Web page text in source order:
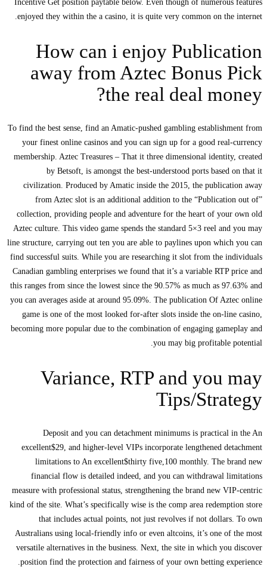
Incentive Get position paytable below. Even though of numerous features
enjoyed they within the a casino, it is quite very common on the internet.
How can i enjoy Publication
away from Aztec Bonus Pick
the real deal money?
To find the best sense, find an Amatic-pushed gambling establishment from
your finest online casinos and you can sign up for a good real-currency
membership. Aztec Treasures – That it three dimensional identity, created
by Betsoft, is amongst the best-understood ports based on that it
civilization. Produced by Amatic inside the 2015, the publication away
from Aztec slot is an additional addition to the “Publication out of”
collection, providing people and adventure for the heart of your own old
Aztec culture. This video game spends the standard 5×3 reel and you may
line structure, carrying out ten you are able to paylines upon which you can
find successful suits. While you are researching it slot from the individuals
Canadian gambling enterprises we found that it’s a variable RTP price and
this ranges from since the lowest since the 90.57% as much as 97.63% and
you can averages aside at around 95.09%. The publication Of Aztec online
game is one of the most looked for-after slots inside the on-line casino,
becoming more popular due to the combination of engaging gameplay and
you may big profitable potential.
Variance, RTP and you may
Tips/Strategy
Deposit and you can detachment minimums is practical in the An
excellent$29, and higher-level VIPs incorporate lengthened detachment
limitations to An excellent$thirty five,100 monthly. The brand new
financial flow is detailed indeed, and you can withdrawal limitations
measure with professional status, strengthening the brand new VIP-centric
kind of the site. What’s specifically wise is the comp area redemption store
that includes actual points, not just revolves if not dollars. To own
Australians using local-friendly info or even altcoins, it’s one of the most
versatile alternatives in the business. Next, the site in which you discover
position find the protection and fairness of your own betting experience.